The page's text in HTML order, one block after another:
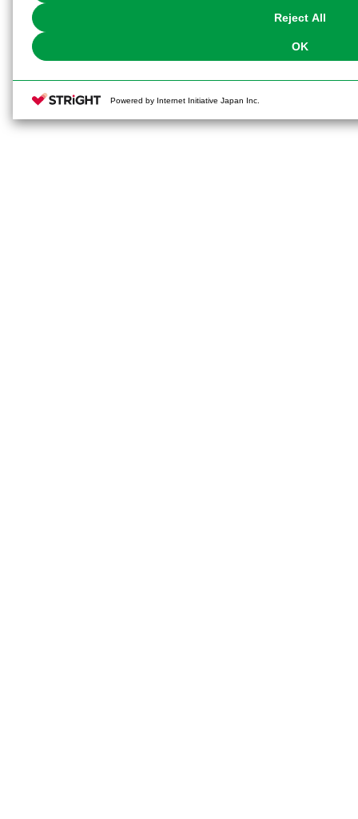
Reject All
OK
Powered by Internet Initiative Japan Inc.